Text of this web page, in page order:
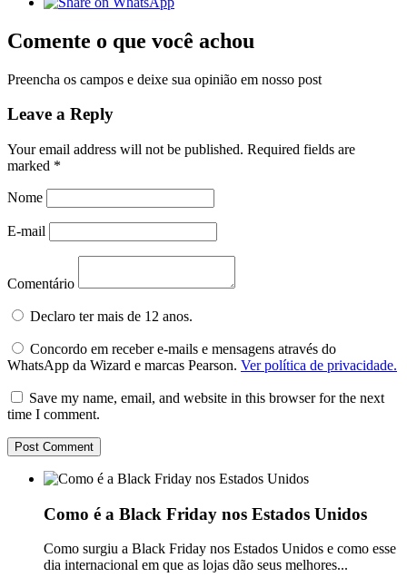
Comente o que você achou
Preencha os campos e deixe sua opinião em nosso post
Leave a Reply
Your email address will not be published. Required fields are
marked *
Nome
E-mail
Comentário
Declaro ter mais de 12 anos.
Concordo em receber e-mails e mensagens através do
WhatsApp da Wizard e marcas Pearson. Ver política de privacidade.
Save my name, email, and website in this browser for the next
time I comment.
Como é a Black Friday nos Estados Unidos
Como surgiu a Black Friday nos Estados Unidos e como esse
dia internacional em que as lojas dão seus melhores...